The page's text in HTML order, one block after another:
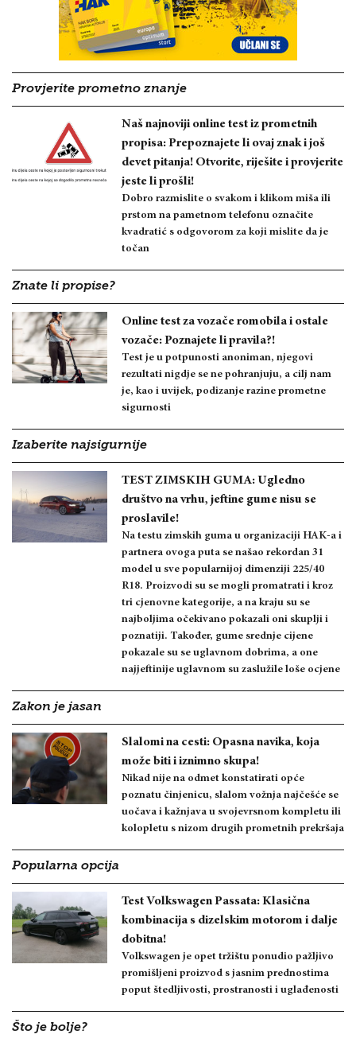
Provjerite prometno znanje
Naš najnoviji online test iz prometnih
propisa: Prepoznajete li ovaj znak i još
devet pitanja! Otvorite, riješite i provjerite
jeste li prošli!
Dobro razmislite o svakom i klikom miša ili
prstom na pametnom telefonu označite
kvadratić s odgovorom za koji mislite da je
točan
Znate li propise?
Online test za vozače romobila i ostale
vozače: Poznajete li pravila?!
Test je u potpunosti anoniman, njegovi
rezultati nigdje se ne pohranjuju, a cilj nam
je, kao i uvijek, podizanje razine prometne
sigurnosti
Izaberite najsigurnije
TEST ZIMSKIH GUMA: Ugledno
društvo na vrhu, jeftine gume nisu se
proslavile!
Na testu zimskih guma u organizaciji HAK-a i
partnera ovoga puta se našao rekordan 31
model u sve popularnijoj dimenziji 225/40
R18. Proizvodi su se mogli promatrati i kroz
tri cjenovne kategorije, a na kraju su se
najboljima očekivano pokazali oni skuplji i
poznatiji. Također, gume srednje cijene
pokazale su se uglavnom dobrima, a one
najjeftinije uglavnom su zaslužile loše ocjene
Zakon je jasan
Slalomi na cesti: Opasna navika, koja
može biti i iznimno skupa!
Nikad nije na odmet konstatirati opće
poznatu činjenicu, slalom vožnja najčešće se
uočava i kažnjava u svojevrsnom kompletu ili
kolopletu s nizom drugih prometnih prekršaja
Popularna opcija
Test Volkswagen Passata: Klasična
kombinacija s dizelskim motorom i dalje
dobitna!
Volkswagen je opet tržištu ponudio pažljivo
promišljeni proizvod s jasnim prednostima
poput štedljivosti, prostranosti i uglađenosti
Što je bolje?